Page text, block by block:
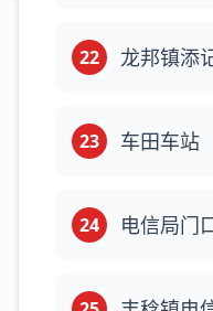
22 龙邦镇添
23 车田车站
24 电信局门